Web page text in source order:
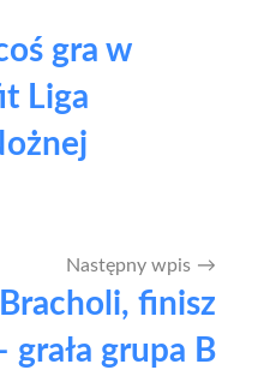
gra w
Liga
Następny wpis
finisz
grała grupa B